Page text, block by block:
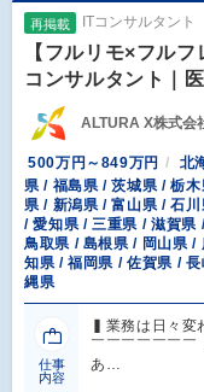
再掲載 ITコンサルタント
【フルリモ×フル
コンサルタント｜
ALTURA X株式会
500万円～849万円
北
県 / 福島県 / 茨城県 / 栃
県 / 新潟県 / 富山県 / 石
/ 愛知県 / 三重県 / 滋賀県
鳥取県 / 島根県 / 岡山県 /
知県 / 福岡県 / 佐賀県 /
縄県
仕事
内容
▍業務は日々変
￣￣￣￣￣￣
あ…